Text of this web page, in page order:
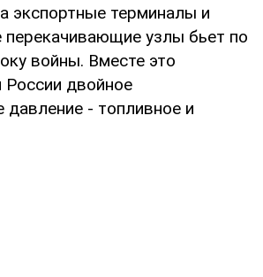
экспортные терминалы и
перекачивающие узлы бьет по
войны. Вместе это
двойное
давление - топливное и